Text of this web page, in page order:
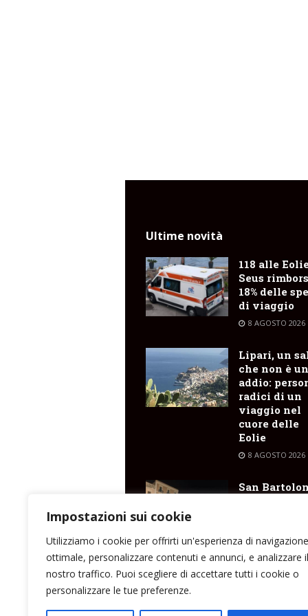
Impostazioni sui cookie
Utilizziamo i cookie per offrirti un'esperienza di navigazione
ottimale, personalizzare contenuti e annunci, e analizzare il
nostro traffico. Puoi scegliere di accettare tutti i cookie o
personalizzare le tue preferenze.
Ultime novità
118 alle
Seus
18% delle
di viaggio
8 AGOSTO 2026
Lipari, un
che non è un
addio:
radici di un
viaggio nel
cuore delle
Eolie
8 AGOSTO 2026
San
8 AGOSTO 2026